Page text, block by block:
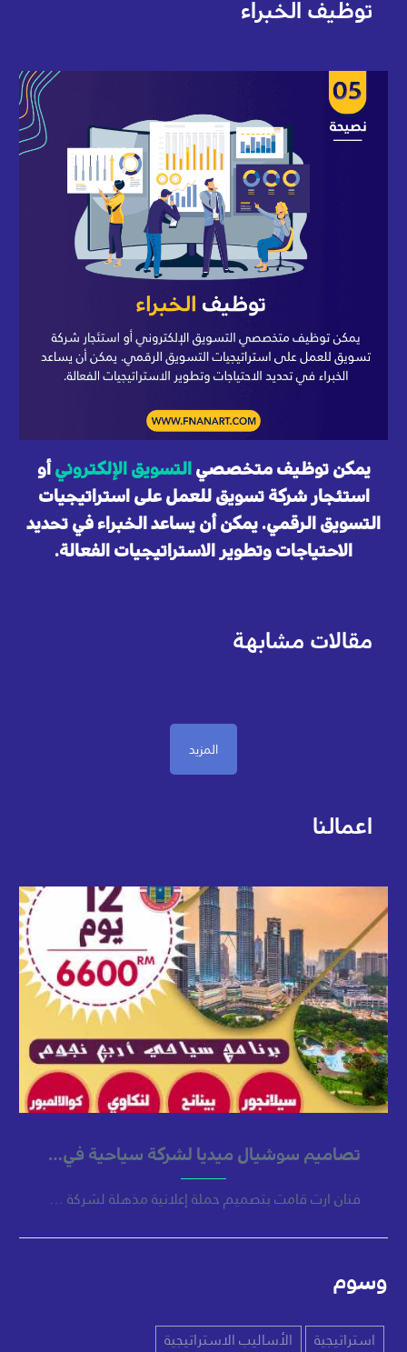
توظيف الخبراء
يمكن توظيف متخصصي التسويق الإلكتروني أو
استئجار شركة تسويق للعمل على استراتيجيات
التسويق الرقمي. يمكن أن يساعد الخبراء في تحديد
الاحتياجات وتطوير الاستراتيجيات الفعالة.
مقالات مشابهة
المزيد
اعمالنا
تصاميم سوشيال ميديا لشركة سياحية في ماليزيا (ابراج ماليزيا)
فنان ارت قامت بتصميم حملة إعلانية مذهلة لشركة سياحية على وسائل
وسوم
استراتيجية الأساليب الاستراتيجية